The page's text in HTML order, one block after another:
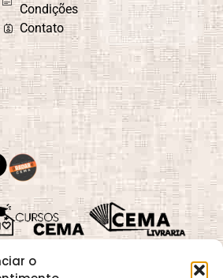
o
Condições
Contato